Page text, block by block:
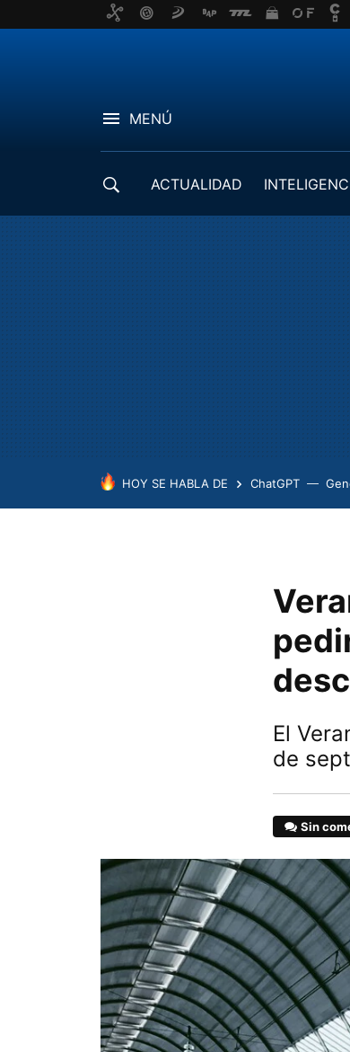
MENÚ
ACTUALIDAD
HOY SE HABLA DE ChatGPT
El
de
Sin